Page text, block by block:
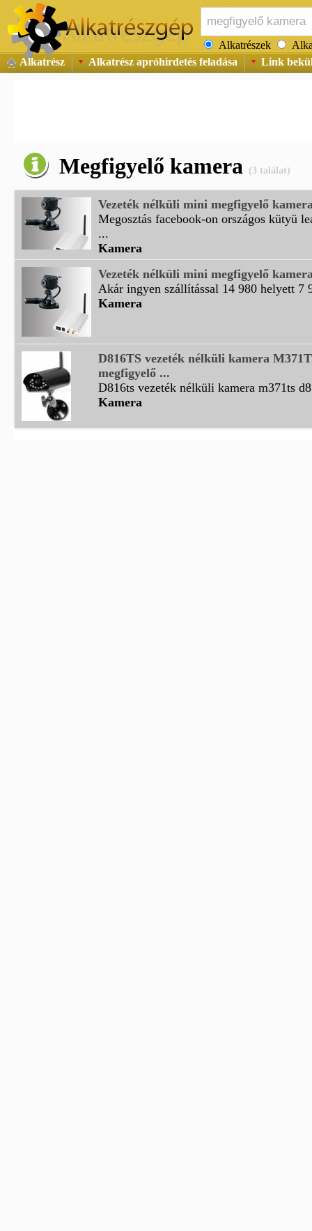
Alkatrészek
Alkatrész
Alkatrész apróhirdetés feladása Link
Megfigyelő kamera (3 találat)
Vezeték nélküli mini megfigyelő
Megosztás facebook-on országos kütyü
...
Kamera
Vezeték nélküli mini megfigyelő
Akár ingyen szállítással 14 980 helyett 7
Kamera
D816TS vezeték nélküli kamera
megfigyelő ...
D816ts vezeték nélküli kamera m371ts
Kamera